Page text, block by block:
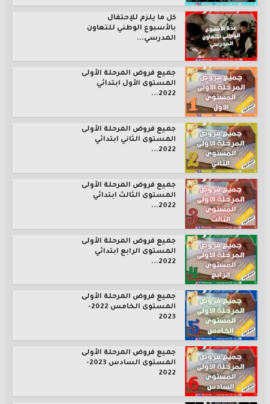
كل ما يلزم للإحتفال
بالأسبوع الوطني للتعاون
المدرسي...
جميع فروض المرحلة الأولى
المستوى الأول ابتدائي
2022...
جميع فروض المرحلة الأولى
المستوى الثاني ابتدائي
2022...
جميع فروض المرحلة الأولى
المستوى الثالث ابتدائي
2022...
جميع فروض المرحلة الأولى
المستوى الرابع ابتدائي
2022...
جميع فروض المرحلة الأولى
المستوى الخامس 2022-
2023
جميع فروض المرحلة الأولى
المستوى السادس 2023-
2022